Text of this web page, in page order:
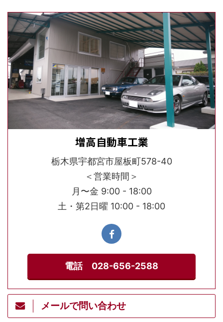
増高自動車工業
栃木県宇都宮市屋板町578-40
＜営業時間＞
月〜金 9:00 - 18:00
土・第2日曜 10:00 - 18:00
電話 028-656-2588
メールで問い合わせ